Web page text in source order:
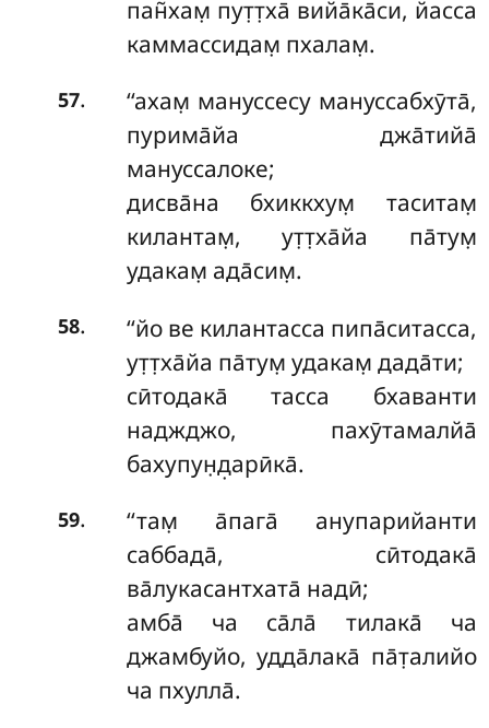
пан̃хам̣ пут̣т̣ха̄ вийа̄ка̄си, йасса
каммассидам̣ пхалам̣.
57.
‘‘ахам̣ мануссесу мануссабхӯта̄,
пурима̄йа джа̄тийа̄
мануссалоке;
дисва̄на бхиккхум̣ таситам̣
килантам̣, ут̣т̣ха̄йа па̄тум̣
удакам̣ ада̄сим̣.
58.
‘‘йо ве килантасса пипа̄ситасса,
ут̣т̣ха̄йа па̄тум̣ удакам̣ дада̄ти;
сӣтодака̄ тасса бхаванти
наджджо, пахӯтамалйа̄
бахупун̣д̣арӣка̄.
59.
‘‘там̣ а̄пага̄ анупарийанти
саббада̄, сӣтодака̄
ва̄лукасантхата̄ надӣ;
амба̄ ча са̄ла̄ тилака̄ ча
джамбуйо, удда̄лака̄ па̄т̣алийо
ча пхулла̄.